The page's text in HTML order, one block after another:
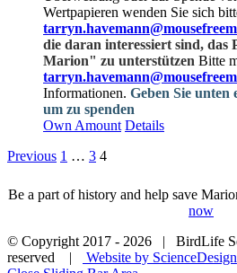
Wertpapieren wenden Sie sich
die daran interessiert sind,
Marion" zu unterstützen Bitte
Informationen. Geben Sie unten
um zu spenden
Own Amount Details
Previous 1 … 3 4
Be a part of history and help save
now
© Copyright 2017 - 2026 | BirdLife
reserved |
Website by ScienceDesign